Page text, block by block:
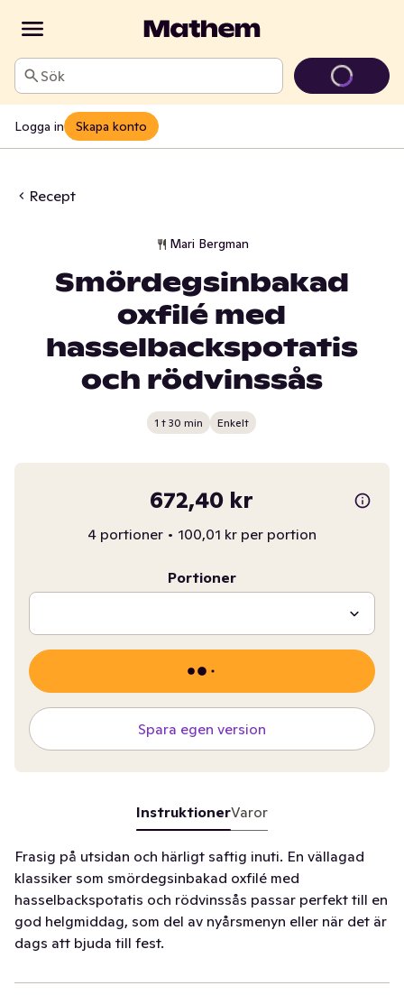
Sök
Logga in Skapa konto
Recept
Mari Bergman
Smördegsinbakad
oxfilé med
hasselbackspotatis
och rödvinssås
1 t 30 min Enkelt
672,40 kr
4 portioner • 100,01 kr per portion
Portioner
Spara egen version
InstruktionerVaror
Frasig på utsidan och härligt saftig inuti. En vällagad
klassiker som smördegsinbakad oxfilé med
hasselbackspotatis och rödvinssås passar perfekt till en
god helgmiddag, som del av nyårsmenyn eller när det är
dags att bjuda till fest.